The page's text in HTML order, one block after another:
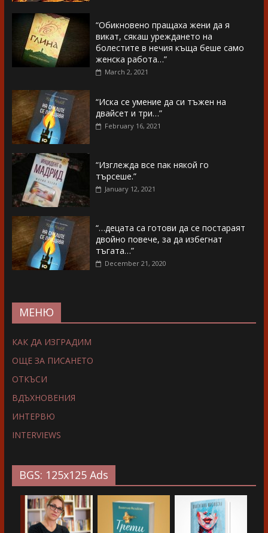
“Обикновено пращаха жени да я
викат, сякаш уреждането на
болестите в нечия къща беше само
женска работа…”
March 2, 2021
“Иска се умение да си тъжен на
двайсет и три…”
February 16, 2021
“Изглежда все пак някой го
търсеше.”
January 12, 2021
“…децата са готови да се постараят
двойно повече, за да избегнат
тъгата…”
December 21, 2020
МЕНЮ
КАК ДА ИЗГРАДИМ
ОЩЕ ЗА ПИСАНЕТО
ОТКЪСИ
ВДЪХНОВЕНИЯ
ИНТЕРВЮ
INTERVIEWS
BGS: 125x125 Ads